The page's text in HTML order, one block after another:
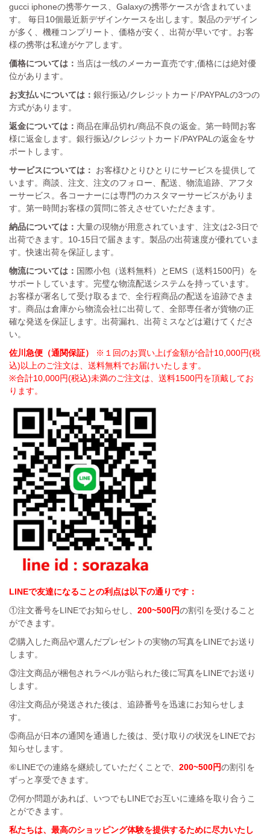
gucci iphoneの携帯ケース、Galaxyの携帯ケースが含まれていま
す。 毎日10個最近新デザインケースを出します。製品のデザイン
が多く、機種コンプリート、価格が安く、出荷が早いです。お客
様の携帯は私達がケアします。
価格については： 当店は一线のメーカー直売です,価格には絶対優
位があります。
お支払いについては： 銀行振込/クレジットカード/PAYPALの3つの
方式があります。
返金については： 商品在庫品切れ/商品不良の返金。第一時間お客
様に返金します。銀行振込/クレジットカード/PAYPALの返金をサ
ポートします。
サービスについては：
お客様ひとりひとりにサービスを提供して
います。商談、注文、注文のフォロー、配送、物流追跡、アフタ
ーサービス。各コーナーには専門のカスタマーサービスがありま
す。第一時間お客様の質問に答えさせていただきます。
納品については： 大量の現物が用意されています、注文は2-3日で
出荷できます。10-15日で届きます。製品の出荷速度が優れていま
す。快速出荷を保証します。
物流については： 国際小包（送料無料）とEMS（送料1500円）を
サポートしています。完璧な物流配送システムを持っています。
お客様が署名して受け取るまで、全行程商品の配送を追跡できま
す。商品は倉庫から物流会社に出荷して、全部専任者が貨物の正
確な発送を保証します。出荷漏れ、出荷ミスなどは避けてくださ
い。
佐川急便（通関保証）
※１回のお買い上げ金額が合計10,000円(税
込)以上のご注文は、送料無料でお届けいたします。
※合計10,000円(税込)未満のご注文は、送料1500円を頂戴してお
ります。
LINEで友達になることの利点は以下の通りです：
①注文番号をLINEでお知らせし、 200~500円の割引を受けること
ができます。
②購入した商品や選んだプレゼントの実物の写真をLINEでお送り
します。
③注文商品が梱包されラベルが貼られた後に写真をLINEでお送り
します。
④注文商品が発送された後は、追跡番号を迅速にお知らせしま
す。
⑤商品が日本の通関を通過した後は、受け取りの状況をLINEでお
知らせします。
⑥LINEでの連絡を継続していただくことで、 200~500円の割引を
ずっと享受できます。
⑦何か問題があれば、いつでもLINEでお互いに連絡を取り合うこ
とができます。
私たちは、最高のショッピング体験を提供するために尽力いたし